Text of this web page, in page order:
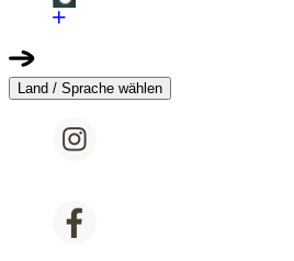
Land / Sprache wählen